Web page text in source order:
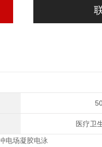
医疗卫
电场凝胶电泳